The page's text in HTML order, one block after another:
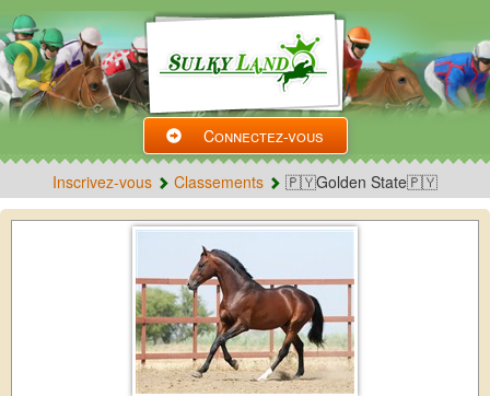
Connectez-vous
Inscrivez-vous Classements 🇵🇾Golden State🇵🇾